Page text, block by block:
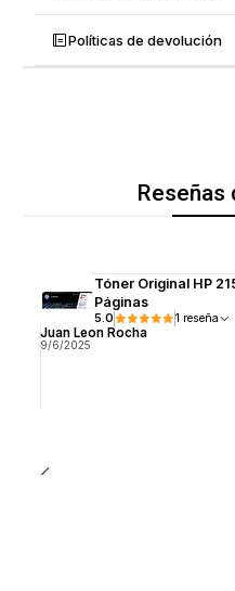
Políticas de devolución
Reseñas
Tóner Original HP
Páginas
5.0 1 reseña
Juan Leon Rocha
9/6/2025